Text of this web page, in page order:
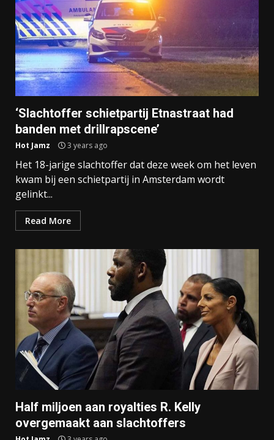
‘Slachtoffer schietpartij Etnastraat had
banden met drillrapscene’
Hot Jamz 3 years ago
Het 18-jarige slachtoffer dat deze week om het leven
kwam bij een schietpartij in Amsterdam wordt
gelinkt...
Read More
Half miljoen aan royalties R. Kelly
overgemaakt aan slachtoffers